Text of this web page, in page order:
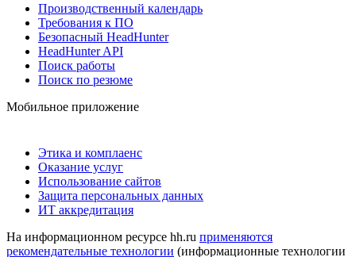
Производственный календарь
Требования к ПО
Безопасный HeadHunter
HeadHunter API
Поиск работы
Поиск по резюме
Мобильное приложение
Этика и комплаенс
Оказание услуг
Использование сайтов
Защита персональных данных
ИТ аккредитация
На информационном ресурсе hh.ru применяются
рекомендательные технологии (информационные технологии